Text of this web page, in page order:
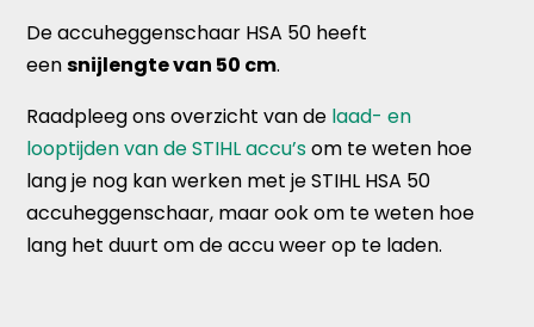
De accuheggenschaar HSA 50 heeft
eensnijlengte van 50 cm.
Raadpleeg ons overzicht van de laad- en
looptijden van de STIHL accu’som te weten hoe
lang je nog kan werken met je STIHL HSA 50
accuheggenschaar, maar ook om te weten hoe
lang het duurt om de accu weer op te laden.